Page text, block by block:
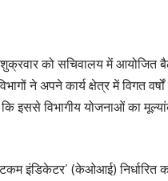
को सचिवालय में आयोजित
ने अपने कार्य क्षेत्र में विगत
इससे विभागीय योजनाओं का
इंडिकेटर’ (केओआई) निर्धारित